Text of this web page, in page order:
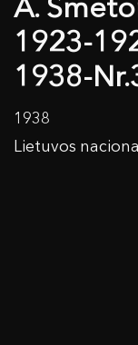
A.
1923-
1938-
1938
Lietuvos